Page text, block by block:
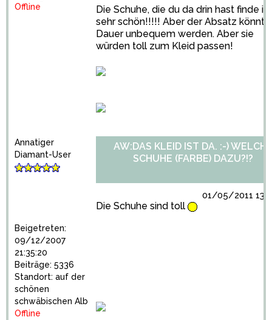
Offline
Die Schuhe, die du da drin hast finde
sehr schön!!!!! Aber der Absatz
Dauer unbequem werden. Aber sie
würden toll zum Kleid passen!
Annatiger
Diamant-User
Beigetreten:
09/12/2007
21:35:20
Beiträge: 5336
Standort: auf der
schönen
schwäbischen Alb
Offline
AW:DAS KLEID IST DA. :-) WELCHE
SCHUHE (FARBE) DAZU?!?
01/05/2011
Die Schuhe sind toll